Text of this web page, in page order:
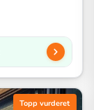
Topp vurderet